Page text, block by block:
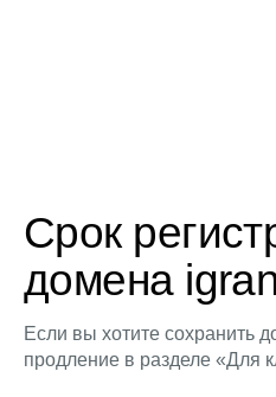
Срок
домена
Если вы хотите сохранить
продление в разделе «Для